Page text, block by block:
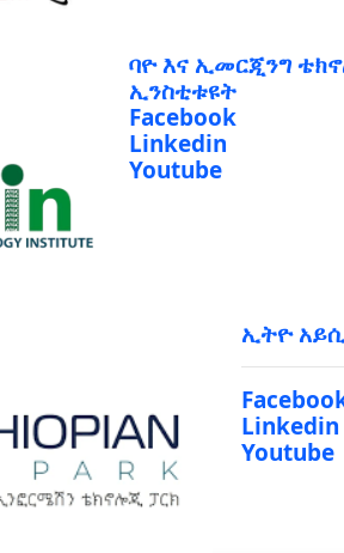
ባዮ እና ኢመርጂንግ
ኢንስቲቱዩት
Facebook
Linkedin
Youtube
ኢትዮ
Linkedin
Youtube